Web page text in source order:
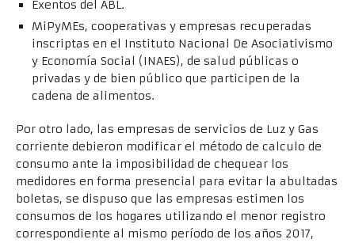
Exentos del ABL.
MiPyMEs, cooperativas y empresas recuperadas
inscriptas en el Instituto Nacional De Asociativismo
y Economía Social (INAES), de salud públicas o
privadas y de bien público que participen de la
cadena de alimentos.
Por otro lado, las empresas de servicios de Luz y Gas
corriente debieron modificar el método de calculo de
consumo ante la imposibilidad de chequear los
medidores en forma presencial para evitar la abultadas
boletas, se dispuso que las empresas estimen los
consumos de los hogares utilizando el menor registro
correspondiente al mismo período de los años 2017,